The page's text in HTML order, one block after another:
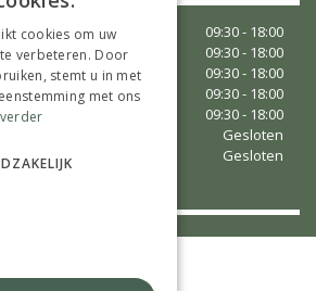
09:30 - 18:00
09:30 - 18:00
09:30 - 18:00
09:30 - 18:00
09:30 - 18:00
Gesloten
Gesloten
cookies om uw
verbeteren. Door
stemt u in met
met ons